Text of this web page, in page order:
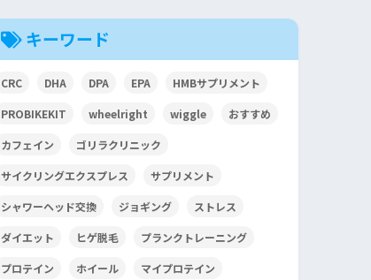
キーワード
CRC DHA DPA EPA HMBサプリメント
PROBIKEKIT wheelright wiggle おすすめ
カフェイン ゴリラクリニック
サイクリングエクスプレス サプリメント
シャワーヘッド交換 ジョギング ストレス
ダイエット ヒゲ脱毛 プランクトレーニング
プロテイン ホイール マイプロテイン